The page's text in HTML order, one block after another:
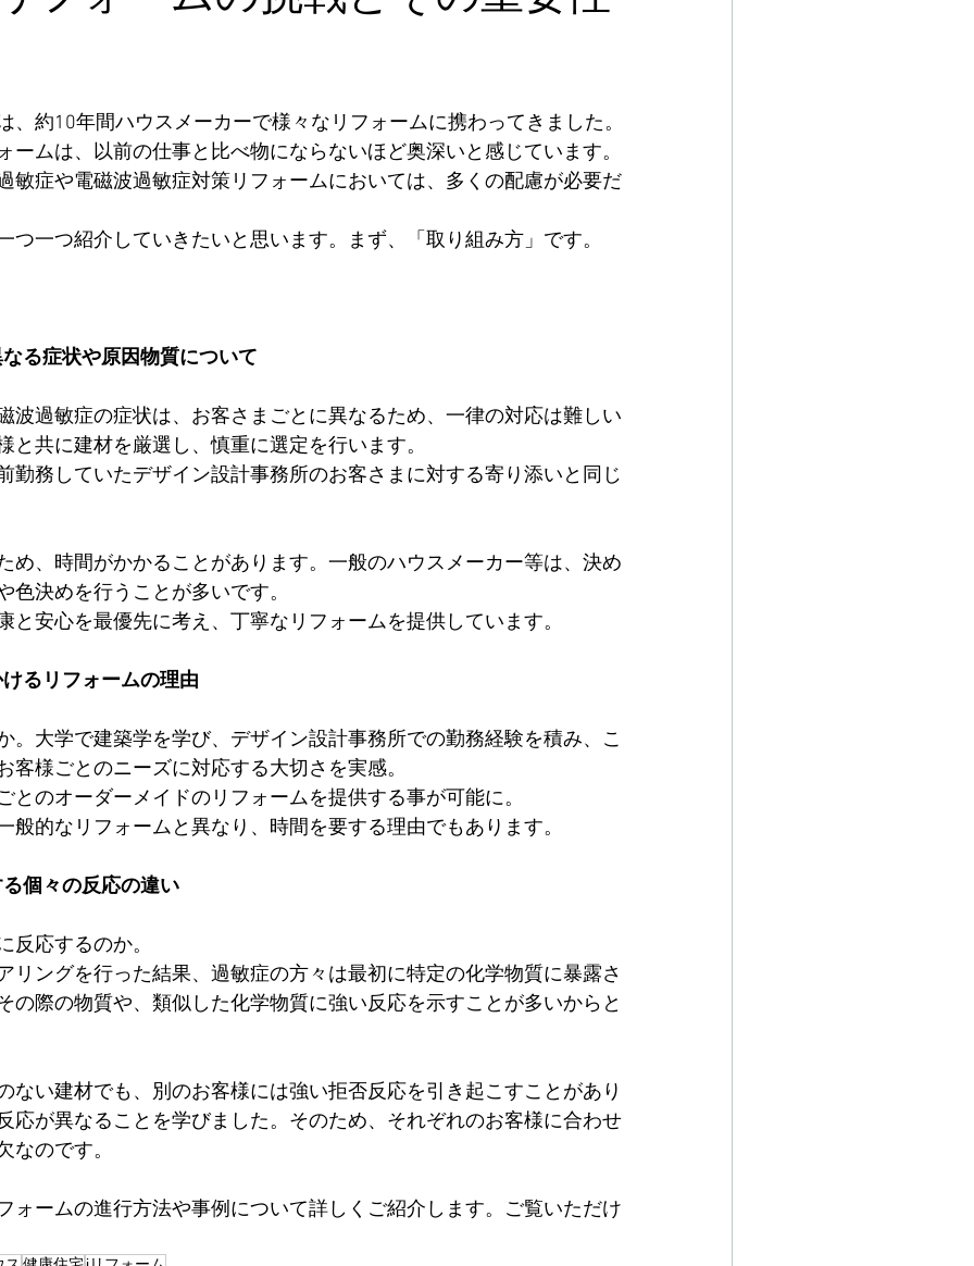
環境アレルギー対応リフォーム事例 販売 オーガニックフード SELECT
、約10年間ハウスメーカーで様々なリフォームに携わってきました。
ームは、以前の仕事と比べ物にならないほど奥深いと感じています。
敏症や電磁波過敏症対策リフォームにおいては、多くの配慮が必要だ
つ一つ紹介していきたいと思います。まず、「取り組み方」です。
る症状や原因物質について
波過敏症の症状は、お客さまごとに異なるため、一律の対応は難しい
と共に建材を厳選し、慎重に選定を行います。
勤務していたデザイン設計事務所のお客さまに対する寄り添いと同じ
め、時間がかかることがあります。一般のハウスメーカー等は、決め
色決めを行うことが多いです。
と安心を最優先に考え、丁寧なリフォームを提供しています。
るリフォームの理由
。大学で建築学を学び、デザイン設計事務所での勤務経験を積み、こ
客様ごとのニーズに対応する大切さを実感。
とのオーダーメイドのリフォームを提供する事が可能に。
般的なリフォームと異なり、時間を要する理由でもあります。
個々の反応の違い
反応するのか。
リングを行った結果、過敏症の方々は最初に特定の化学物質に暴露さ
の際の物質や、類似した化学物質に強い反応を示すことが多いからと
ない建材でも、別のお客様には強い拒否反応を引き起こすことがあり
応が異なることを学びました。そのため、それぞれのお客様に合わせ
なのです。
ォームの進行方法や事例について詳しくご紹介します。ご覧いただけ